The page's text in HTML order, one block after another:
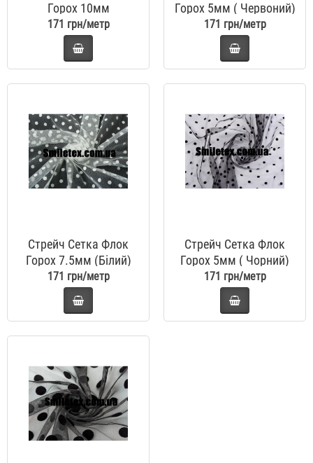
Горох 10мм
(Персиковий)
171 грн/метр
Горох 5мм ( Червоний)
171 грн/метр
Стрейч Сетка Флок
Горох 7.5мм (Білий)
171 грн/метр
Стрейч Сетка Флок
Горох 5мм ( Чорний)
171 грн/метр